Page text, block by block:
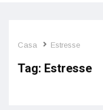
Casa Estresse
Tag: Estresse